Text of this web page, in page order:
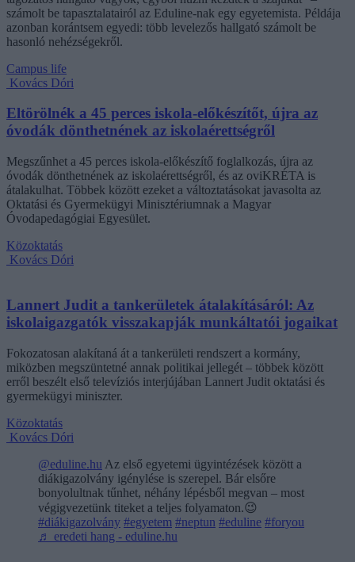
számolt be tapasztalatairól az Eduline-nak egy egyetemista. Példája
azonban korántsem egyedi: több levelezős hallgató számolt be
hasonló nehézségekről.
Campus life
Kovács Dóri
Eltörölnék a 45 perces iskola-előkészítőt, újra az
óvodák dönthetnének az iskolaérettségről
Megszűnhet a 45 perces iskola-előkészítő foglalkozás, újra az
óvodák dönthetnének az iskolaérettségről, és az oviKRÉTA is
átalakulhat. Többek között ezeket a változtatásokat javasolta az
Oktatási és Gyermekügyi Minisztériumnak a Magyar
Óvodapedagógiai Egyesület.
Közoktatás
Kovács Dóri
Lannert Judit a tankerületek átalakításáról: Az
iskolaigazgatók visszakapják munkáltatói jogaikat
Fokozatosan alakítaná át a tankerületi rendszert a kormány,
miközben megszüntetné annak politikai jellegét – többek között
erről beszélt első televíziós interjújában Lannert Judit oktatási és
gyermekügyi miniszter.
Közoktatás
Kovács Dóri
@eduline.hu Az első egyetemi ügyintézések között a
diákigazolvány igénylése is szerepel. Bár elsőre
bonyolultnak tűnhet, néhány lépésből megvan – most
végigvezetünk titeket a teljes folyamaton.😉
#diákigazolvány #egyetem #neptun #eduline #foryou
♬ eredeti hang - eduline.hu